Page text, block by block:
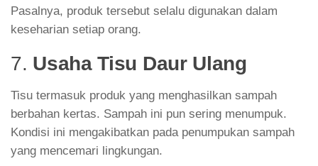
Pasalnya, produk tersebut selalu digunakan dalam
keseharian setiap orang.
7. Usaha Tisu Daur Ulang
Tisu termasuk produk yang menghasilkan sampah
berbahan kertas. Sampah ini pun sering menumpuk.
Kondisi ini mengakibatkan pada penumpukan sampah
yang mencemari lingkungan.